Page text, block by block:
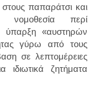
παπαράτσι και
νομοθεσία περί
ύπαρξη «αυστηρών
γύρω από τους
σε λεπτομέρειες
ιδιωτικά ζητήματα